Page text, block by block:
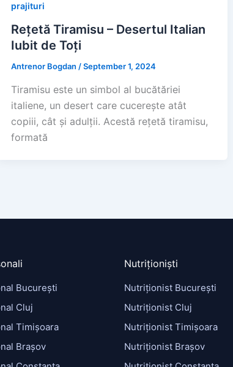
prajituri
Rețetă Tiramisu – Desertul Italian
Iubit de Toți
Antrenor Bogdan /September 1, 2024
Tiramisu este un simbol al bucătăriei
italiene, un desert care cucerește atât
copiii, cât și adulții. Acestă rețetă tiramisu,
formată
București
Cluj
Timișoara
Brașov
Nutriționiști
Nutriționist București
Nutriționist Cluj
Nutriționist Timișoara
Nutriționist Brașov